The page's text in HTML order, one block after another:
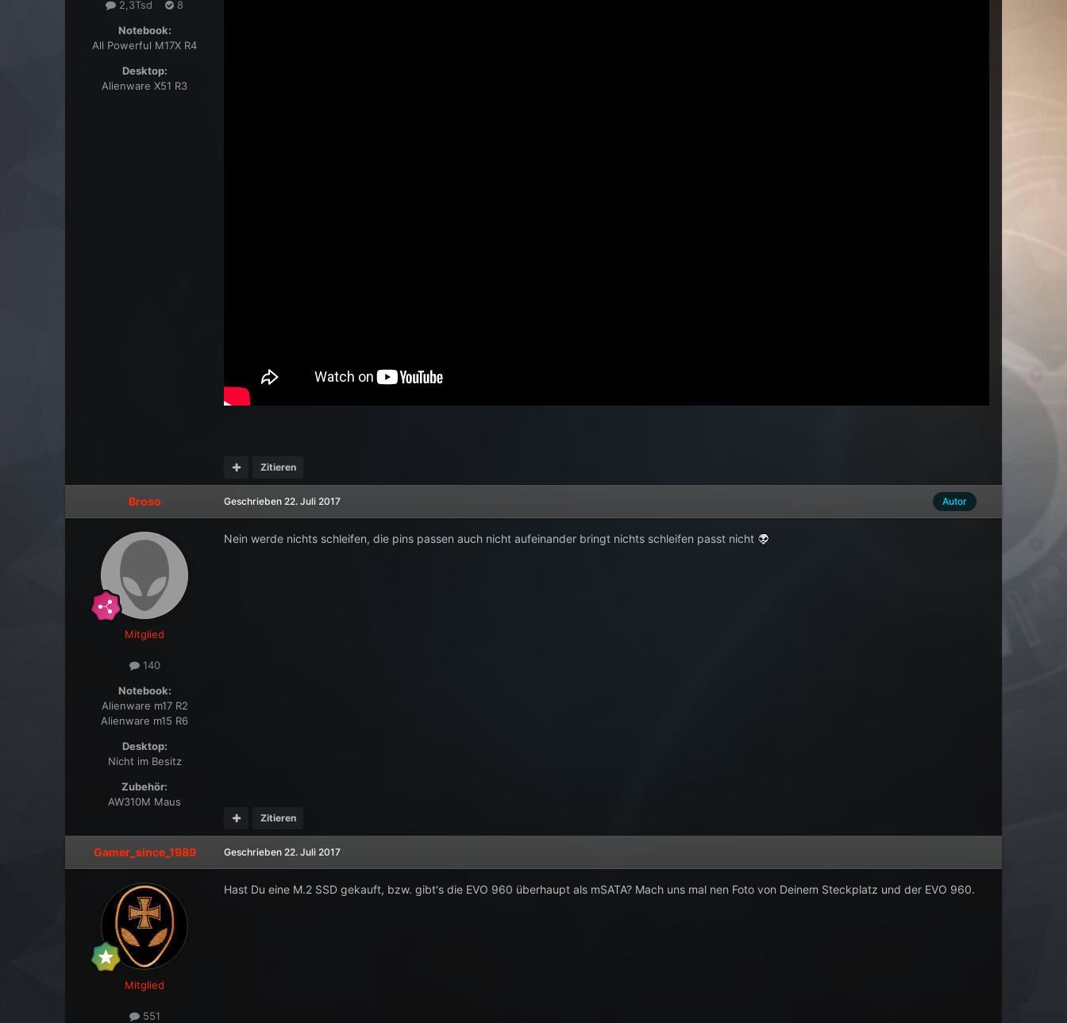
2,3Tsd 8
Notebook:
All Powerful M17X R4
Desktop:
Alienware X51 R3
Zitieren
Broso
Mitglied
140
Notebook:
Alienware m17 R2
Alienware m15 R6
Desktop:
Nicht im Besitz
Zubehör:
AW310M Maus
Autor
Geschrieben 22. Juli 2017
Nein werde nichts schleifen, die pins passen auch nicht aufeinander bringt nichts schleifen passt nicht
Zitieren
Gamer_since_1989
Mitglied
551
Geschrieben 22. Juli 2017
Hast Du eine M.2 SSD gekauft, bzw. gibt's die EVO 960 überhaupt als mSATA? Mach uns mal nen Foto von Deinem Steckplatz und der EVO 960.